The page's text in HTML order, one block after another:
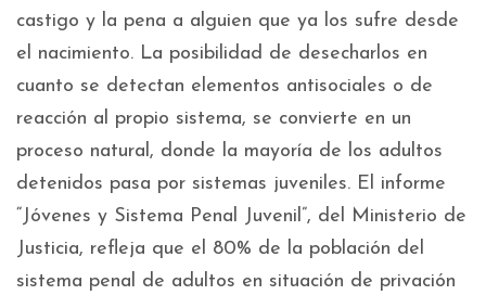
castigo y la pena a alguien que ya los sufre desde
el nacimiento. La posibilidad de desecharlos en
cuanto se detectan elementos antisociales o de
reacción al propio sistema, se convierte en un
proceso natural, donde la mayoría de los adultos
detenidos pasa por sistemas juveniles. El informe
“Jóvenes y Sistema Penal Juvenil”, del Ministerio de
Justicia, refleja que el 80% de la población del
sistema penal de adultos en situación de privación